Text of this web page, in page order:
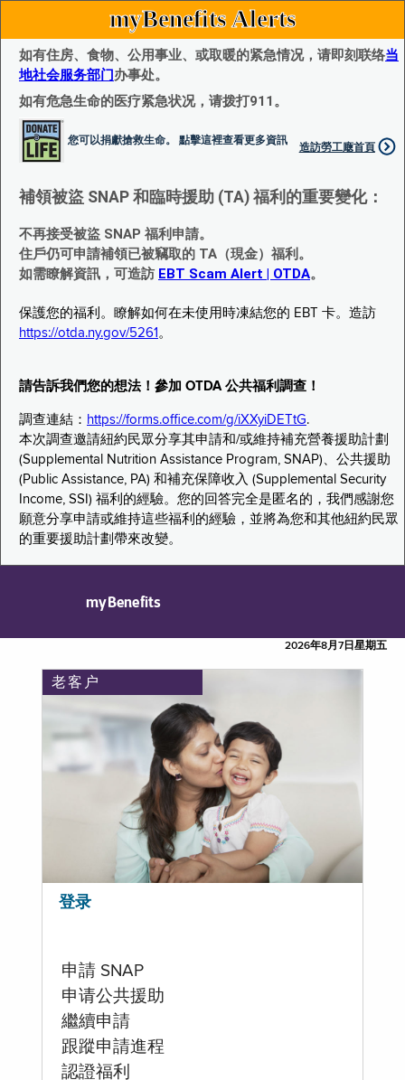
myBenefits Alerts
如有住房、食物、公用事业、或取暖的紧急情况，请即刻联络当
地社会服务部门办事处。
如有危急生命的医疗紧急状况，请拨打911。
您可以捐獻搶救生命。 點擊這裡查看更多資訊
造訪勞工廰首頁
補領被盜 SNAP 和臨時援助 (TA) 福利的重要變化：
不再接受被盜 SNAP 福利申請。
住戶仍可申請補領已被竊取的 TA（現金）福利。
如需瞭解資訊，可造訪 EBT Scam Alert | OTDA。
保護您的福利。瞭解如何在未使用時凍結您的 EBT 卡。造訪
https://otda.ny.gov/5261 。
請告訴我們您的想法！參加 OTDA 公共福利調查！
調查連結： https://forms.office.com/g/iXXyiDETtG.
本次調查邀請紐約民眾分享其申請和/或維持補充營養援助計劃
(Supplemental Nutrition Assistance Program, SNAP)、公共援助
(Public Assistance, PA) 和補充保障收入 (Supplemental Security
Income, SSI) 福利的經驗。您的回答完全是匿名的，我們感謝您
願意分享申請或維持這些福利的經驗，並將為您和其他紐約民眾
的重要援助計劃帶來改變。
myBenefits
2026年8月7日星期五
老客户
登录
申請 SNAP
申请公共援助
繼續申請
跟蹤申請進程
認證福利